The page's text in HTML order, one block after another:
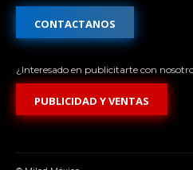
CONTACTANOS
¿Interesado en publicitarte con
PUBLICIDAD Y VENTAS